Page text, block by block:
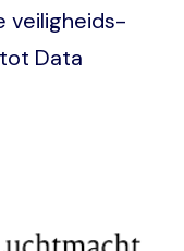
veiligheids-
Data